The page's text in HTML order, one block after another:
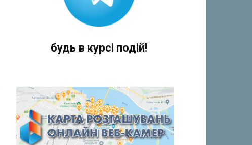
будь в курсі подій!